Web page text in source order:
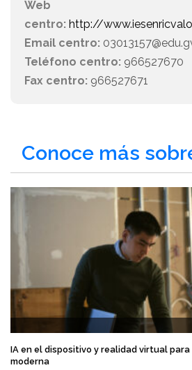
Web
centro: http://
Email centro:
Teléfono centro: 966527670
Fax centro: 966527671
Conoce más
IA en el dispositivo y realidad virtual
moderna